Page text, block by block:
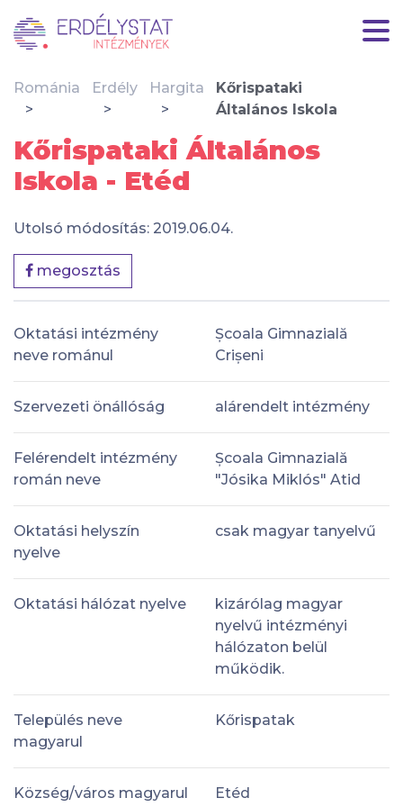
Románia Erdély Hargita
Kőrispataki
Általános Iskola
Kőrispataki Általános
Iskola - Etéd
Utolsó módosítás: 2019.06.04.
megosztás
Oktatási intézmény
neve románul
Școala Gimnazială
Crișeni
Szervezeti önállóság alárendelt intézmény
Felérendelt intézmény
román neve
Școala Gimnazială
"Jósika Miklós" Atid
Oktatási helyszín
nyelve
csak magyar tanyelvű
Oktatási hálózat nyelve
kizárólag magyar
nyelvű intézményi
hálózaton belül
működik.
Település neve
magyarul
Kőrispatak
Község/város magyarul Etéd